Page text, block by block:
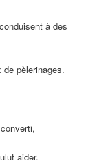
à des
pèlerinages.
aider.